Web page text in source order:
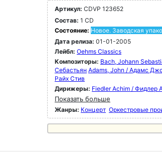
Артикул: CDVP 123652
Состав: 1 CD
Состояние: Новое. Заводская
Дата релиза: 01-01-2005
Лейбл: Oehms Classics
Композиторы: Bach, Johann
Себастьян Adams, John / Адамс
Райх Стив
Дирижеры: Fiedler Achim / Фидлер
Показать больше
Жанры: Концерт Оркестровые